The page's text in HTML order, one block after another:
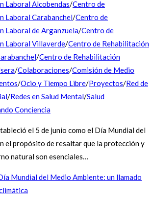
Laboral Alcobendas/Centro de
Laboral Carabanchel/Centro de
Laboral de Arganzuela/Centro de
Laboral Villaverde/Centro de Rehabilitación
/Centro de Rehabilitación
/Colaboraciones/Comisión de Medio
/Ocio y Tiempo Libre/Proyectos/Red de
/Redes en Salud Mental/Salud
Conciencia
el 5 de junio como el Día Mundial del
el propósito de resaltar que la protección y
natural son esenciales…
Mundial del Medio Ambiente: un llamado